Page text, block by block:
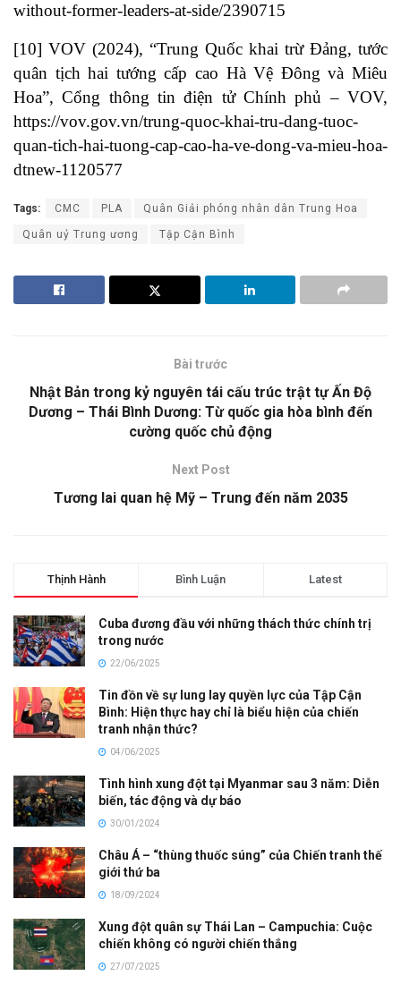
without-former-leaders-at-side/2390715
[10] VOV (2024), “Trung Quốc khai trừ Đảng, tước
quân tịch hai tướng cấp cao Hà Vệ Đông và Miêu
Hoa”, Cổng thông tin điện tử Chính phủ – VOV,
https://vov.gov.vn/trung-quoc-khai-tru-dang-tuoc-
quan-tich-hai-tuong-cap-cao-ha-ve-dong-va-mieu-hoa-
dtnew-1120577
Tags: CMC PLA Quân Giải phóng nhân dân Trung Hoa
Quân uỷ Trung ương Tập Cận Bình
Bài trước
Nhật Bản trong kỷ nguyên tái cấu trúc trật tự Ấn Độ
Dương – Thái Bình Dương: Từ quốc gia hòa bình đến
cường quốc chủ động
Next Post
Tương lai quan hệ Mỹ – Trung đến năm 2035
Thịnh Hành Bình Luận Latest
Cuba đương đầu với những thách thức chính trị
trong nước
22/06/2025
Tin đồn về sự lung lay quyền lực của Tập Cận
Bình: Hiện thực hay chỉ là biểu hiện của chiến
tranh nhận thức?
04/06/2025
Tình hình xung đột tại Myanmar sau 3 năm: Diễn
biến, tác động và dự báo
30/01/2024
Châu Á – “thùng thuốc súng” của Chiến tranh thế
giới thứ ba
18/09/2024
Xung đột quân sự Thái Lan – Campuchia: Cuộc
chiến không có người chiến thắng
27/07/2025